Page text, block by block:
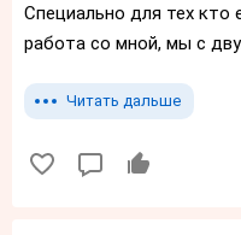
Специально для тех кто
работа со мной, мы с
Читать дальше